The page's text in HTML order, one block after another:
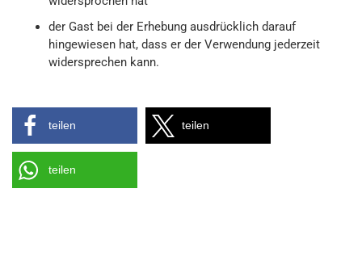
der Gast bei der Erhebung ausdrücklich darauf
hingewiesen hat, dass er der Verwendung jederzeit
widersprechen kann.
teilen teilen
teilen